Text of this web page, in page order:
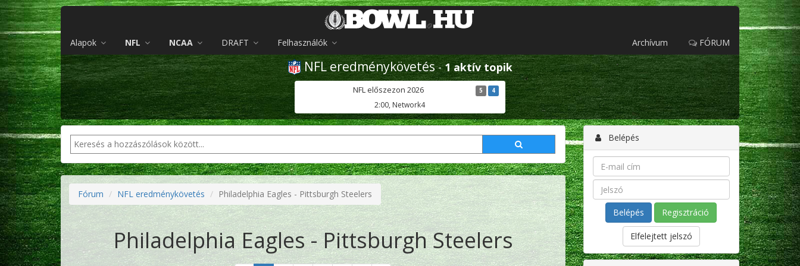
Alapok NFL NCAA DRAFT Felhasználók Archívum FÓRUM
NFL eredménykövetés -1 aktív topik
NFL előszezon 2026 5 4
2:00, Network4
Fórum NFL eredménykövetés Philadelphia Eagles - Pittsburgh Steelers
Philadelphia Eagles - Pittsburgh Steelers
Belépés
Regisztráció
Elfelejtett jelszó